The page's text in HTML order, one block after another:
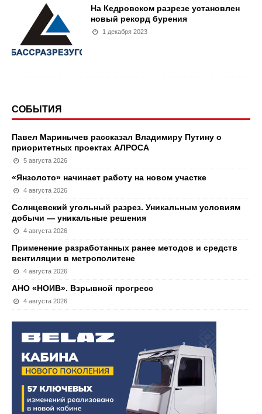
На Кедровском разрезе установлен
новый рекорд бурения
1 декабря 2023
СОБЫТИЯ
Павел Маринычев рассказал Владимиру Путину о
приоритетных проектах АЛРОСА
5 августа 2026
«Янзолото» начинает работу на новом участке
4 августа 2026
Солнцевский угольный разрез. Уникальным условиям
добычи — уникальные решения
4 августа 2026
Применение разработанных ранее методов и средств
вентиляции в метрополитене
4 августа 2026
АНО «НОИВ». Взрывной прогресс
4 августа 2026